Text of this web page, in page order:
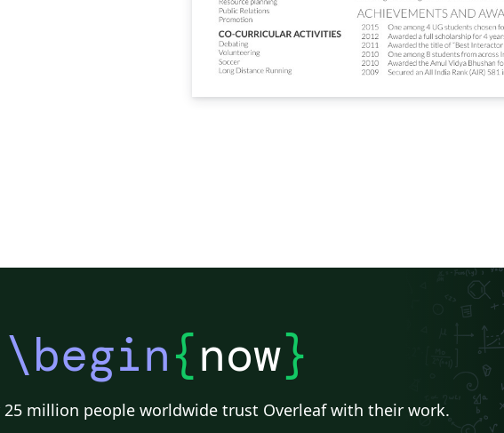
\begin{now}
25 million people worldwide trust Overleaf with their work.